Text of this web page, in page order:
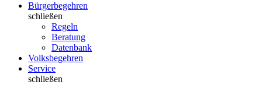
Bürgerbegehren
schließen
Regeln
Beratung
Datenbank
Volksbegehren
Service
schließen